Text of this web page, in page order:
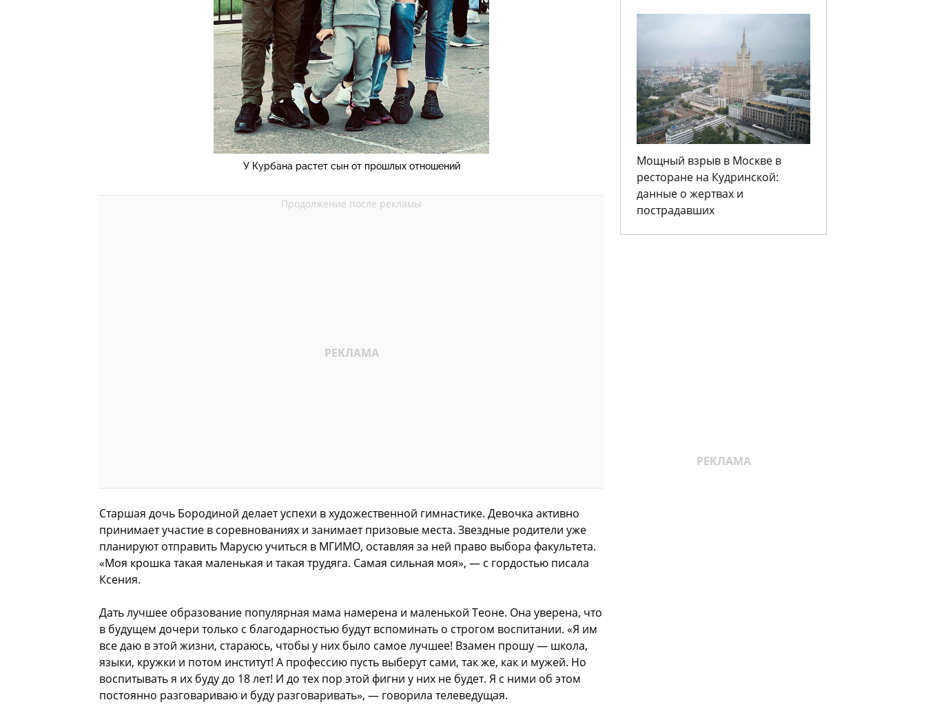
У Курбана растет сын от прошлых отношений
Старшая дочь Бородиной делает успехи в художественной гимнастике. Девочка активно
принимает участие в соревнованиях и занимает призовые места. Звездные родители уже
планируют отправить Марусю учиться в МГИМО, оставляя за ней право выбора факультета.
«Моя крошка такая маленькая и такая трудяга. Самая сильная моя», — с гордостью писала
Ксения.
Дать лучшее образование популярная мама намерена и маленькой Теоне. Она уверена, что
в будущем дочери только с благодарностью будут вспоминать о строгом воспитании. «Я им
все даю в этой жизни, стараюсь, чтобы у них было самое лучшее! Взамен прошу — школа,
языки, кружки и потом институт! А профессию пусть выберут сами, так же, как и мужей. Но
воспитывать я их буду до 18 лет! И до тех пор этой фигни у них не будет. Я с ними об этом
постоянно разговариваю и буду разговаривать», — говорила телеведущая.
Мощный взрыв в Москве в
ресторане на Кудринской:
данные о жертвах и
пострадавших